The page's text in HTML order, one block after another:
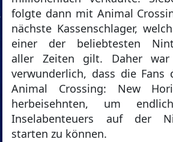
folgte dann mit Animal
nächste Kassenschlager,
einer der beliebtesten
aller Zeiten gilt. Daher
verwunderlich, dass die Fans
Animal Crossing: New
herbeisehnten, um
Inselabenteuers auf der
starten zu können.